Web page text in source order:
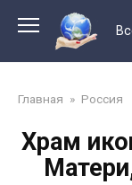
контенту
Главная » Россия
Храм